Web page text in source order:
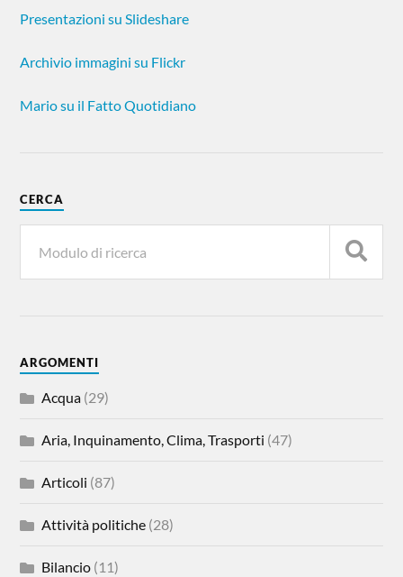
Presentazioni su Slideshare
Archivio immagini su Flickr
Mario su il Fatto Quotidiano
CERCA
ARGOMENTI
Acqua (29)
Aria, Inquinamento, Clima, Trasporti (47)
Articoli (87)
Attività politiche (28)
Bilancio (11)